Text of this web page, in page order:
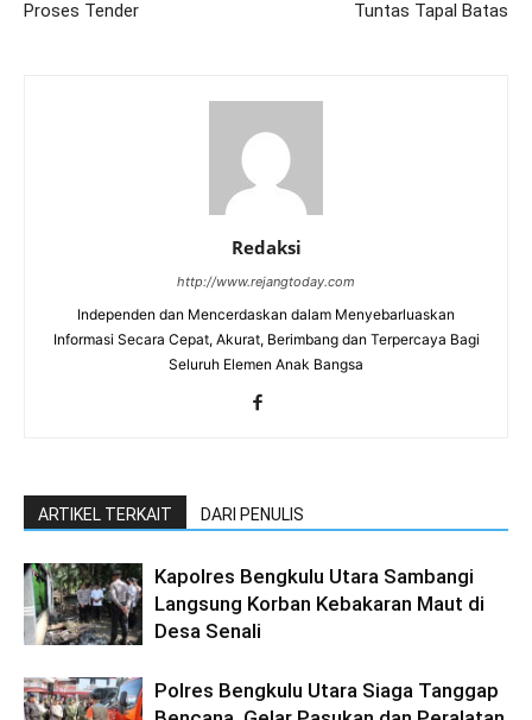
Proses Tender Tuntas Tapal Batas
Redaksi
http://www.rejangtoday.com
Independen dan Mencerdaskan dalam Menyebarluaskan
Informasi Secara Cepat, Akurat, Berimbang dan Terpercaya Bagi
Seluruh Elemen Anak Bangsa
ARTIKEL TERKAIT DARI PENULIS
Kapolres Bengkulu Utara Sambangi
Langsung Korban Kebakaran Maut di
Desa Senali
Polres Bengkulu Utara Siaga Tanggap